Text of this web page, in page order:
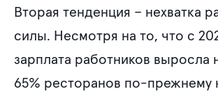
Вторая тенденция – нехватка
силы. Несмотря на то, что с
зарплата работников выросла
65% ресторанов по-прежнему